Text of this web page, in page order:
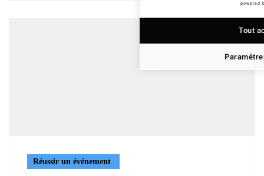
Réussir un événement
powered
Tout